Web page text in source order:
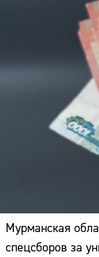
Мурманская
спецсборов за